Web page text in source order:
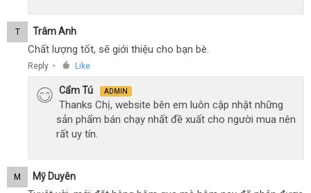
T Trâm Anh
Chất lượng tốt, sẽ giới thiệu cho bạn bè.
Reply ● Like
Cẩm Tú ADMIN
Thanks Chị, website bên em luôn cập nhật những
sản phẩm bán chạy nhất đề xuất cho người mua nên
rất uy tín.
M Mỹ Duyên